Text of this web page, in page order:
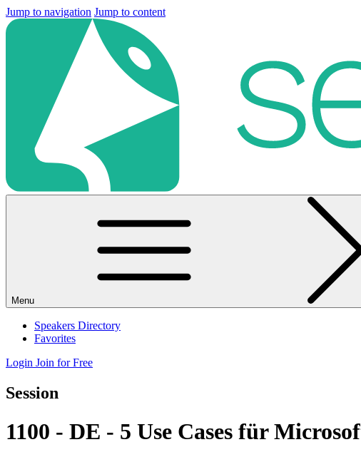
Jump to navigation Jump to content
Menu
Speakers Directory
Favorites
Login Join for Free
Session
1100 - DE - 5 Use Cases für